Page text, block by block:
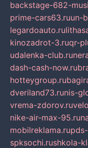
backstage-682-
prime-cars63.ruun-
legardoauto.ru
kinozadrot-3.ruqr-
udalenka-club.ru
dash-cash-now.ru
hotteygroup.ru
dveriland73.runis-
vrema-zdorov.ru
nike-air-max-95.ru
mobilreklama.ru
spksochi.rushkola-